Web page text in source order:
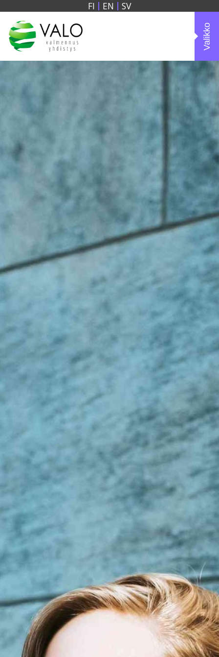
FI EN SV
Valikko